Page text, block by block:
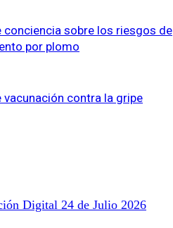
conciencia sobre los riesgos de
por plomo
vacunación contra la gripe